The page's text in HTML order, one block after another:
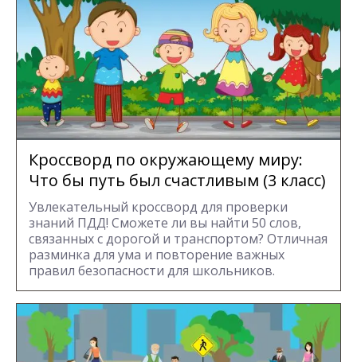
Кроссворд по окружающему миру:
Что бы путь был счастливым (3 класс)
Увлекательный кроссворд для проверки
знаний ПДД! Сможете ли вы найти 50 слов,
связанных с дорогой и транспортом? Отличная
разминка для ума и повторение важных
правил безопасности для школьников.